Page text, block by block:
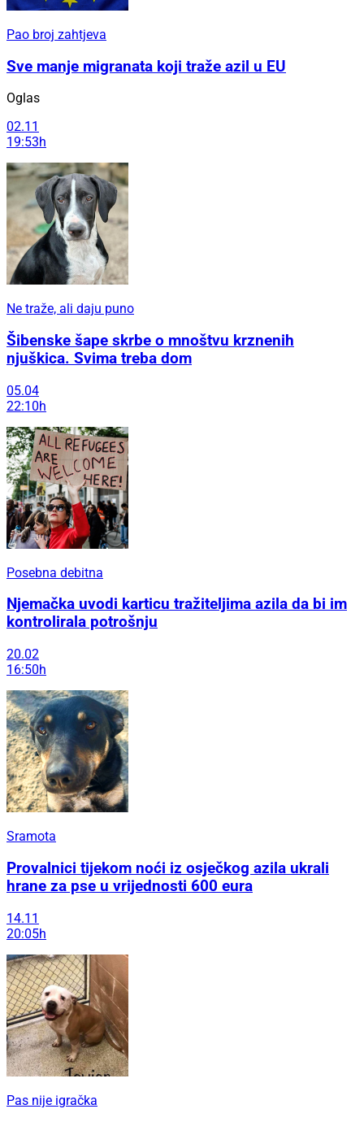
Pao broj zahtjeva
Sve manje migranata koji traže azil u EU
Oglas
02.11
19:53h
Ne traže, ali daju puno
Šibenske šape skrbe o mnoštvu krznenih
njuškica. Svima treba dom
05.04
22:10h
Posebna debitna
Njemačka uvodi karticu tražiteljima azila da bi im
kontrolirala potrošnju
20.02
16:50h
Sramota
Provalnici tijekom noći iz osječkog azila ukrali
hrane za pse u vrijednosti 600 eura
14.11
20:05h
Pas nije igračka